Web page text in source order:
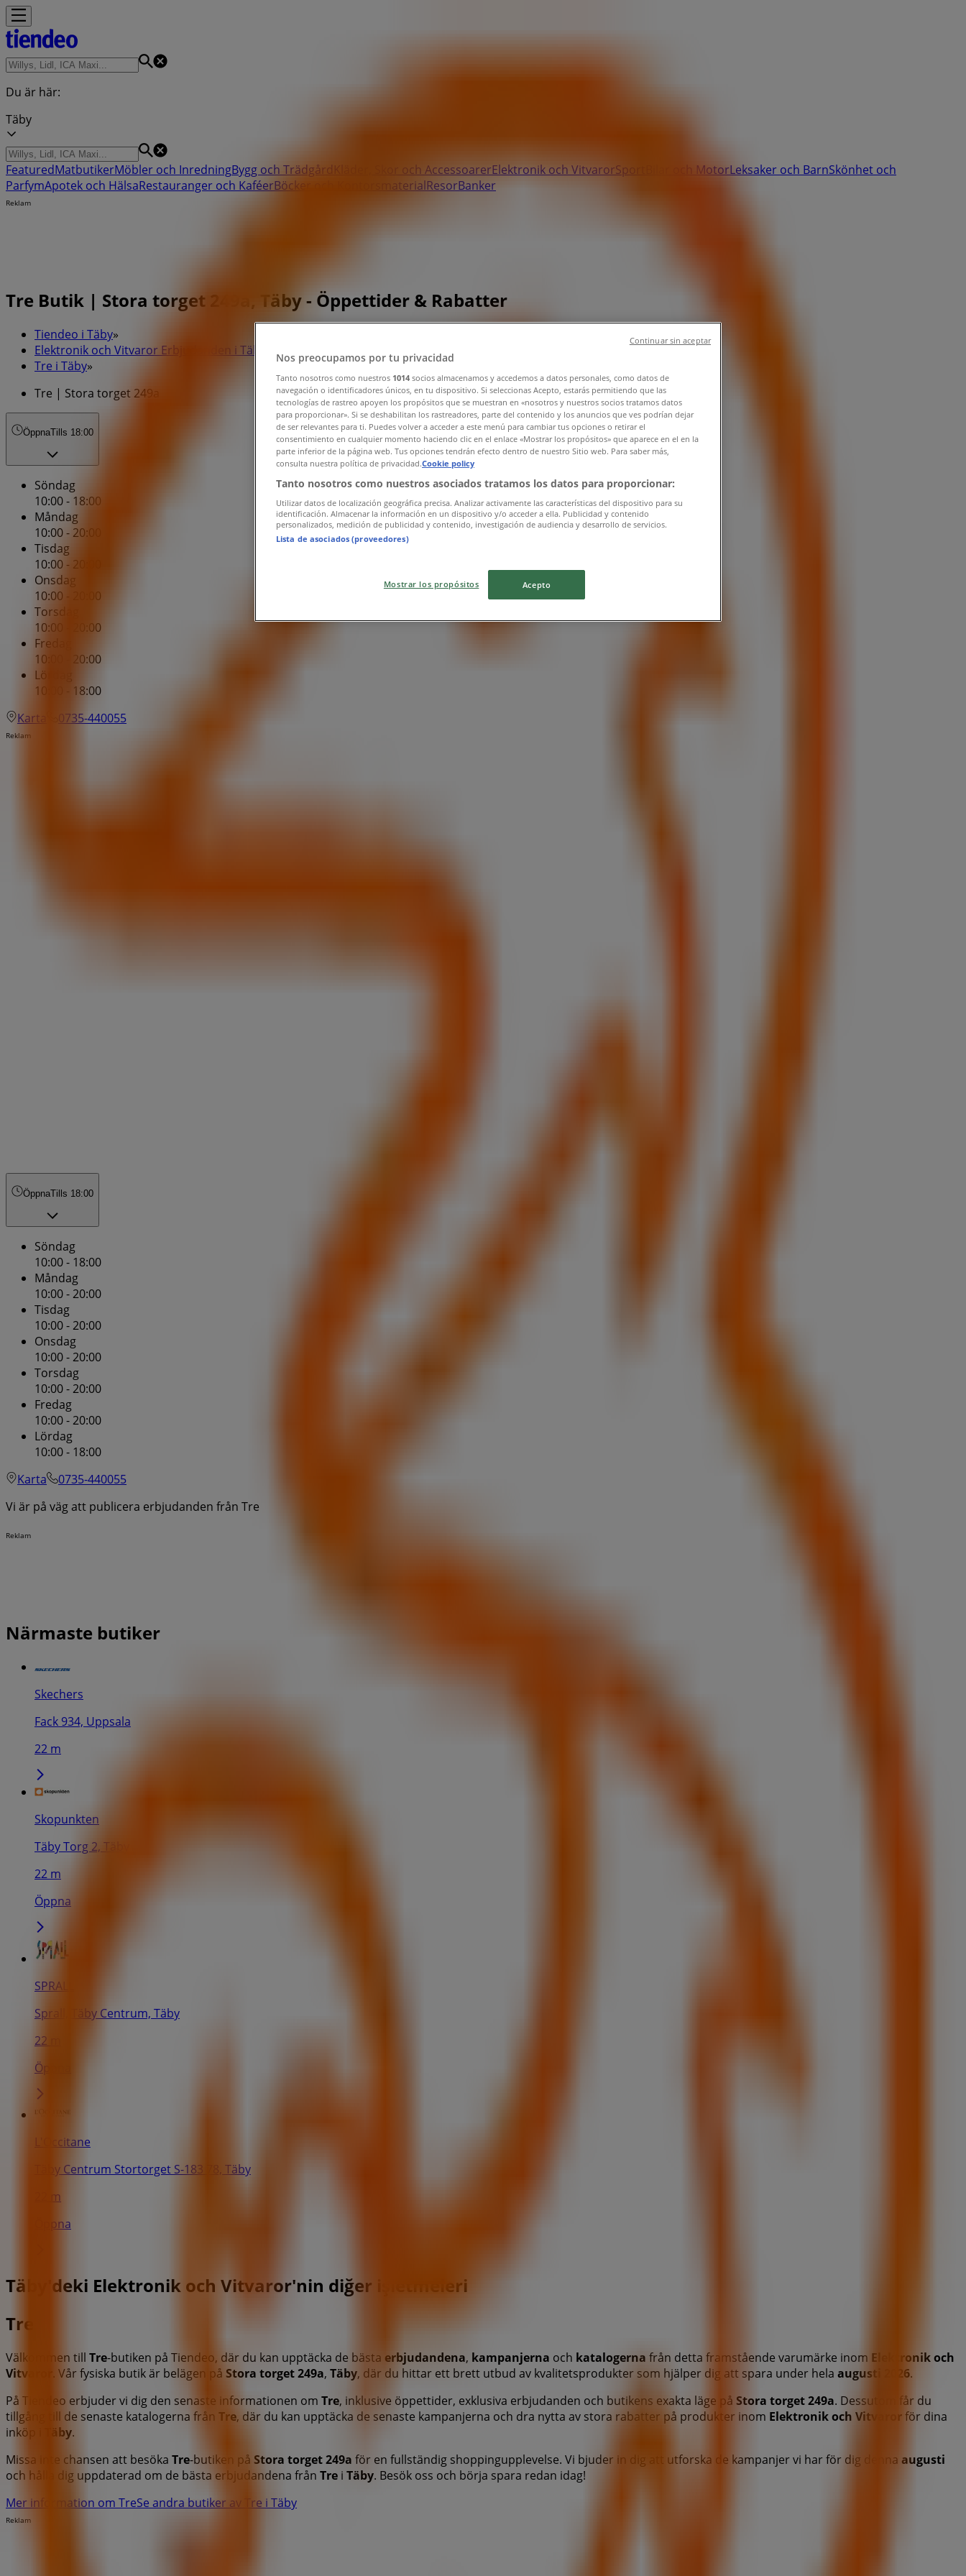
Du är här:
Täby
FeaturedMatbutikerMöbler och InredningBygg och Trädgård Kläder, Skor och AccessoarerElektronik och VitvarorSport Bilar och MotorLeksaker och BarnSkönhet och
ParfymApotek och HälsaRestauranger och KaféerBöcker och KontorsmaterialResorBanker
Reklam
Tre Butik | Stora torget 249a, Täby - Öppettider & Rabatter
Tiendeo i Täby»
Elektronik och Vitvaror Erbjudanden i Täby
Tre i Täby»
Tre | Stora torget 249a
ÖppnaTills 18:00
Söndag
10:00 - 18:00
Måndag
10:00 - 20:00
Tisdag
10:00 - 20:00
Onsdag
10:00 - 20:00
Torsdag
10:00 - 20:00
Fredag
10:00 - 20:00
Lördag
10:00 - 18:00
Karta
0735-440055
Reklam
ÖppnaTills 18:00
Söndag
10:00 - 18:00
Måndag
10:00 - 20:00
Tisdag
10:00 - 20:00
Onsdag
10:00 - 20:00
Torsdag
10:00 - 20:00
Fredag
10:00 - 20:00
Lördag
10:00 - 18:00
Karta
0735-440055
Vi är på väg att publicera erbjudanden från Tre
Reklam
Närmaste butiker
Skechers
Fack 934, Uppsala
22 m
Skopunkten
Täby Torg 2, Täby
22 m
Öppna
SPRALL
Sprall, Täby Centrum, Täby
22 m
Öppna
L'Occitane
Täby Centrum Stortorget S-183 78, Täby
22 m
Öppna
Täby'deki Elektronik och Vitvaror'nin diğer işletmeleri
Tre
Välkommen till Tre-butiken på Tiendeo, där du kan upptäcka de bästa erbjudandena, kampanjerna och katalogerna från detta framstående varumärke inom Elektronik och
Vitvaror . Vår fysiska butik är belägen på Stora torget 249a, Täby, där du hittar ett brett utbud av kvalitetsprodukter som hjälper dig att spara under hela augusti 2026.
På Tiendeo erbjuder vi dig den senaste informationen om Tre, inklusive öppettider, exklusiva erbjudanden och butikens exakta läge på Stora torget 249a. Dessutom får du
tillgång till de senaste katalogerna från Tre, där du kan upptäcka de senaste kampanjerna och dra nytta av stora rabatter på produkter inom Elektronik och Vitvarorför dina
inköp i
Täby.
Missa inte chansen att besöka Tre-butiken på Stora torget 249a för en fullständig shoppingupplevelse. Vi bjuder in dig att utforska de kampanjer vi har för dig denna augusti
och hålla dig uppdaterad om de bästa erbjudandena från Tre i Täby. Besök oss och börja spara redan idag!
Mer information om TreSe andra butiker av Tre i Täby
Reklam
Nos preocupamos por tu privacidad
Tanto nosotros como nuestros 1014 socios almacenamos y accedemos a datos personales, como datos de
navegación o identificadores únicos, en tu dispositivo. Si seleccionas Acepto, estarás permitiendo que las
tecnologías de rastreo apoyen los propósitos que se muestran en «nosotros y nuestros socios tratamos datos
para proporcionar». Si se deshabilitan los rastreadores, parte del contenido y los anuncios que ves podrían dejar
de ser relevantes para ti. Puedes volver a acceder a este menú para cambiar tus opciones o retirar el
consentimiento en cualquier momento haciendo clic en el enlace «Mostrar los propósitos» que aparece en el en la
parte inferior de la página web. Tus opciones tendrán efecto dentro de nuestro Sitio web. Para saber más,
consulta nuestra política de privacidad.Cookie policy
Tanto nosotros como nuestros asociados tratamos los datos para proporcionar:
Utilizar datos de localización geográfica precisa. Analizar activamente las características del dispositivo para su
identificación. Almacenar la información en un dispositivo y/o acceder a ella. Publicidad y contenido
personalizados, medición de publicidad y contenido, investigación de audiencia y desarrollo de servicios.
Lista de asociados (proveedores)
Mostrar los propósitos Acepto
Continuar sin aceptar